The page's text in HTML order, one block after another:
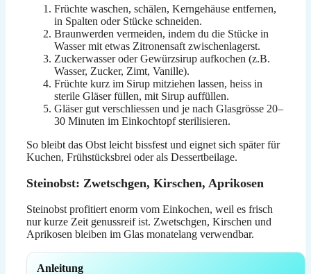
Früchte waschen, schälen, Kerngehäuse entfernen,
in Spalten oder Stücke schneiden.
Braunwerden vermeiden, indem du die Stücke in
Wasser mit etwas Zitronensaft zwischenlagerst.
Zuckerwasser oder Gewürzsirup aufkochen (z.B.
Wasser, Zucker, Zimt, Vanille).
Früchte kurz im Sirup mitziehen lassen, heiss in
sterile Gläser füllen, mit Sirup auffüllen.
Gläser gut verschliessen und je nach Glasgrösse 20–
30 Minuten im Einkochtopf sterilisieren.
So bleibt das Obst leicht bissfest und eignet sich später für
Kuchen, Frühstücksbrei oder als Dessertbeilage.
Steinobst: Zwetschgen, Kirschen, Aprikosen
Steinobst profitiert enorm vom Einkochen, weil es frisch
nur kurze Zeit genussreif ist. Zwetschgen, Kirschen und
Aprikosen bleiben im Glas monatelang verwendbar.
Anleitung